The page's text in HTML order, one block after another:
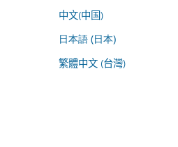
中文(中国)
日本語 (日本)
繁體中文 (台灣)